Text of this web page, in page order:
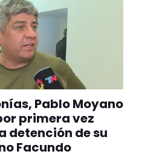
Pablo Moyano
primera vez
detención de su
Facundo